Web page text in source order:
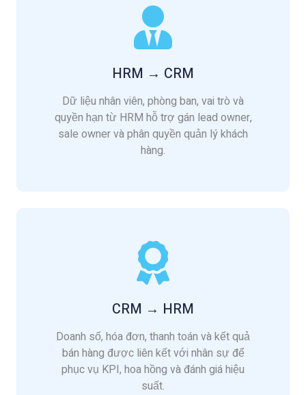
HRM → CRM
Dữ liệu nhân viên, phòng ban, vai trò và
quyền hạn từ HRM hỗ trợ gán lead owner,
sale owner và phân quyền quản lý khách
hàng.
CRM → HRM
Doanh số, hóa đơn, thanh toán và kết quả
bán hàng được liên kết với nhân sự để
phục vụ KPI, hoa hồng và đánh giá hiệu
suất.